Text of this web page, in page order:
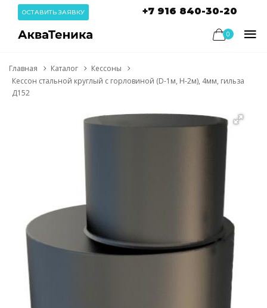
ОСТАВИТЬ ЗАЯВКУ +7 916 840-30-20
0
Главная Каталог
Кессоны
Кессон стальной круглый с горловиной (D-1м, H-2м), 4мм, гильза
Д152